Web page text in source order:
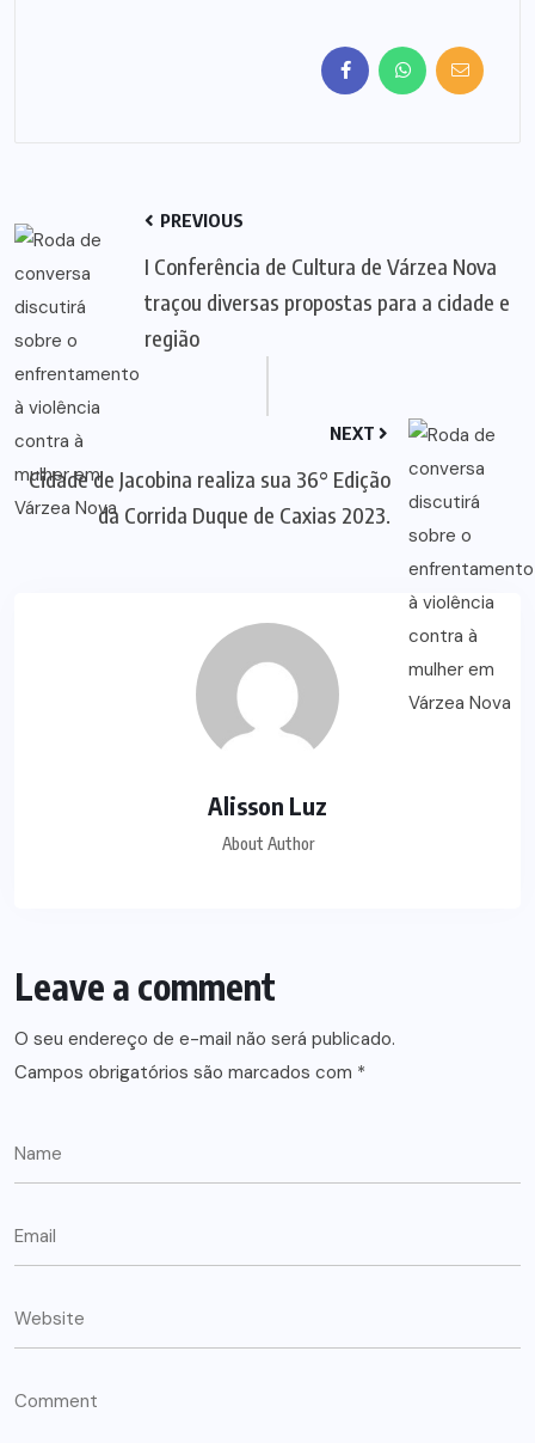
PREVIOUS
I Conferência de Cultura de Várzea Nova
traçou diversas propostas para a cidade e
região
NEXT
Cidade de Jacobina realiza sua 36° Edição
da Corrida Duque de Caxias 2023.
Alisson Luz
About Author
Leave a comment
O seu endereço de e-mail não será publicado.
Campos obrigatórios são marcados com *